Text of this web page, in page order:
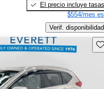
El precio incluye tasas
$554/mes
Verif. disponibilidad